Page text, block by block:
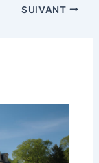
SUIVANT